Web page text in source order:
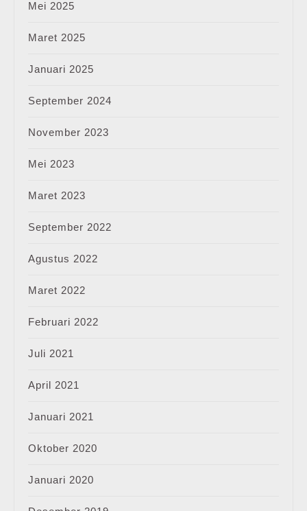
Mei 2025
Maret 2025
Januari 2025
September 2024
November 2023
Mei 2023
Maret 2023
September 2022
Agustus 2022
Maret 2022
Februari 2022
Juli 2021
April 2021
Januari 2021
Oktober 2020
Januari 2020